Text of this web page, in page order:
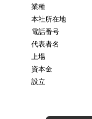
業種
本社所在地
電話番号
代表者名
上場
資本金
設立